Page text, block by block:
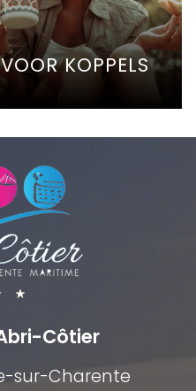
KOPPELS
Côtier
sur-Charente